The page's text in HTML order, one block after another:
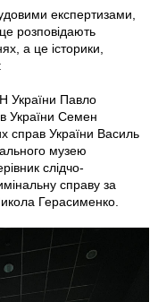
експертизами,
розповідають
а це історики,
України Павло
України Семен
справ України Василь
музею
слідчо-
справу за
Герасименко.